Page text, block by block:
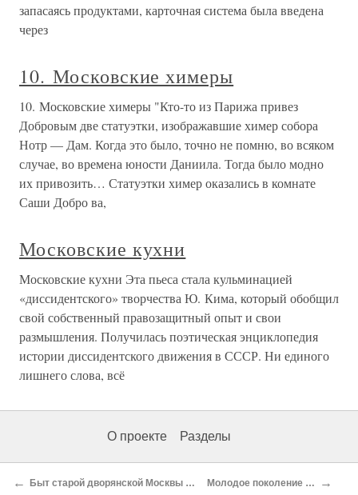
запасаясь продуктами, карточная система была введена
через
10. Московские химеры
10. Московские химеры "Кто-то из Парижа привез
Добровым две статуэтки, изображавшие химер собора
Нотр — Дам. Когда это было, точно не помню, во всяком
случае, во времена юности Даниила. Тогда было модно
их привозить… Статуэтки химер оказались в комнате
Саши Добро ва,
Московские кухни
Московские кухни Эта пьеса стала кульминацией
«диссидентского» творчества Ю. Кима, который обобщил
свой собственный правозащитный опыт и свои
размышления. Получилась поэтическая энциклопедия
истории диссидентского движения в СССР. Ни единого
лишнего слова, всё
О проекте Разделы
← Быт старой дворянской Москвы в юношеских драмах Лермонтова Молодое поколение фамусовской Москвы →